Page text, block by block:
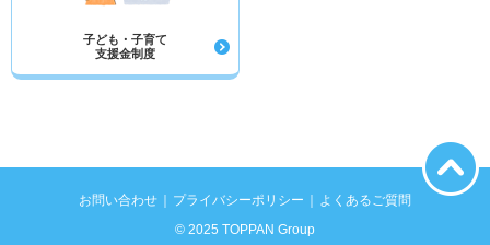
子ども・子育て
支援金制度
お問い合わせ プライバシーポリシー
よくあるご質問
© 2025 TOPPAN Group